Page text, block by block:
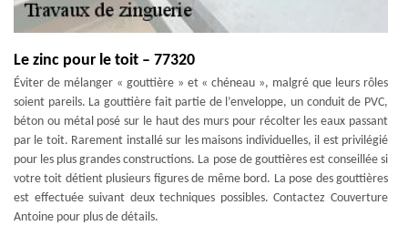
Le zinc pour le toit – 77320
Éviter de mélanger « gouttière » et « chéneau », malgré que leurs rôles
soient pareils. La gouttière fait partie de l’enveloppe, un conduit de PVC,
béton ou métal posé sur le haut des murs pour récolter les eaux passant
par le toit. Rarement installé sur les maisons individuelles, il est privilégié
pour les plus grandes constructions. La pose de gouttières est conseillée si
votre toit détient plusieurs figures de même bord. La pose des gouttières
est effectuée suivant deux techniques possibles. Contactez Couverture
Antoine pour plus de détails.